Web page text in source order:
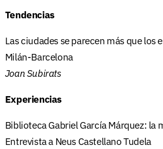
Tendencias
Las ciudades se parecen más que
Milán-Barcelona
Joan Subirats
Experiencias
Biblioteca Gabriel García Márquez:
Entrevista a Neus Castellano Tudela